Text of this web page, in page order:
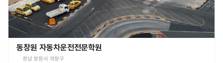
동창원 자동차운전전문학원
경남 창원시 의창구